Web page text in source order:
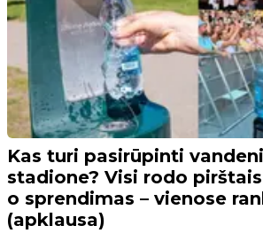
Kas turi pasirūpinti
stadione? Visi rodo
o sprendimas – vienose
(apklausa)